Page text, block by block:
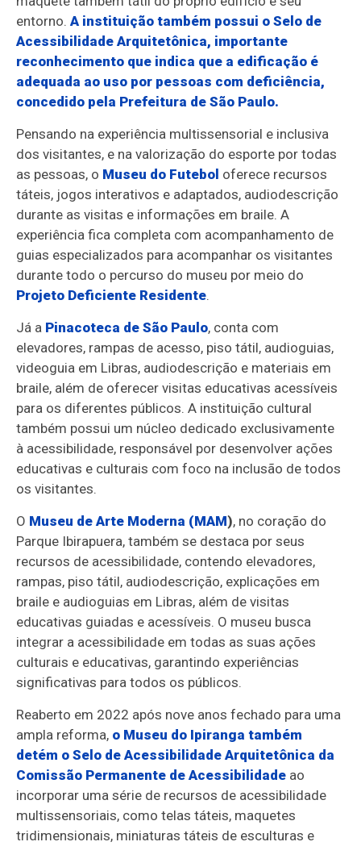
entorno.A instituição também possui o Selo de
Acessibilidade Arquitetônica, importante
reconhecimento que indica que a edificação é
adequada ao uso por pessoas com deficiência,
concedido pela Prefeitura de São Paulo.
Pensando na experiência multissensorial e inclusiva
dos visitantes, e na valorização do esporte por todas
as pessoas, o Museu do Futebol oferece recursos
táteis, jogos interativos e adaptados, audiodescrição
durante as visitas e informações em braile. A
experiência fica completa com acompanhamento de
guias especializados para acompanhar os visitantes
durante todo o percurso do museu por meio do
Projeto Deficiente Residente.
Já a Pinacoteca de São Paulo, conta com
elevadores, rampas de acesso, piso tátil, audioguias,
videoguia em Libras, audiodescrição e materiais em
braile, além de oferecer visitas educativas acessíveis
para os diferentes públicos. A instituição cultural
também possui um núcleo dedicado exclusivamente
à acessibilidade, responsável por desenvolver ações
educativas e culturais com foco na inclusão de todos
os visitantes.
O Museu de Arte Moderna (MAM), no coração do
Parque Ibirapuera, também se destaca por seus
recursos de acessibilidade, contendo elevadores,
rampas, piso tátil, audiodescrição, explicações em
braile e audioguias em Libras, além de visitas
educativas guiadas e acessíveis. O museu busca
integrar a acessibilidade em todas as suas ações
culturais e educativas, garantindo experiências
significativas para todos os públicos.
Reaberto em 2022 após nove anos fechado para uma
ampla reforma, o Museu do Ipiranga também
detém o Selo de Acessibilidade Arquitetônica da
Comissão Permanente de Acessibilidade ao
incorporar uma série de recursos de acessibilidade
multissensoriais, como telas táteis, maquetes
tridimensionais, miniaturas táteis de esculturas e